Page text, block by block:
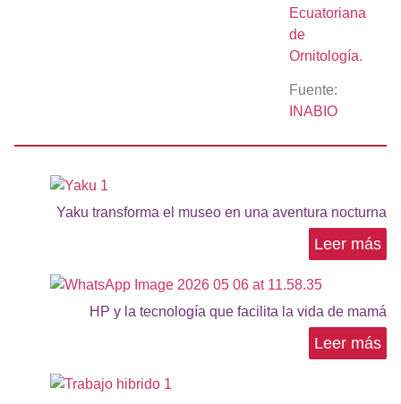
Ecuatoriana
de
Ornitología.
Fuente:
INABIO
Yaku transforma el museo en una aventura nocturna
Leer más
HP y la tecnología que facilita la vida de mamá
Leer más